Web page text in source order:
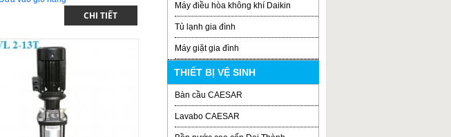
CHI TIẾT
Máy điều hòa không khí Daikin
Tủ lạnh gia đình
Máy giặt gia đình
THIẾT BỊ VỆ SINH
Bàn cầu CAESAR
Lavabo CAESAR